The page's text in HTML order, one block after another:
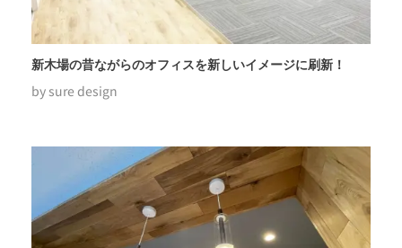
新木場の昔ながらのオフィスを新しいイメージに刷新！
by sure design